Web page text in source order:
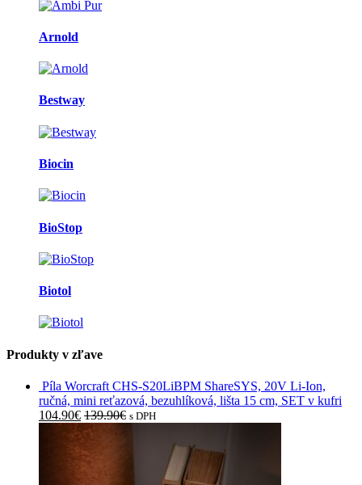
Arnold
Bestway
Biocin
BioStop
Biotol
Produkty v zľave
Píla Worcraft CHS-S20LiBPM ShareSYS, 20V Li-Ion,
ručná, mini reťazová, bezuhlíková, lišta 15 cm, SET v kufri
104.90€ 139.90€ s DPH